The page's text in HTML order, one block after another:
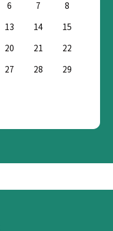
6 7
8
13 14
15
20 21
22
27 28
29